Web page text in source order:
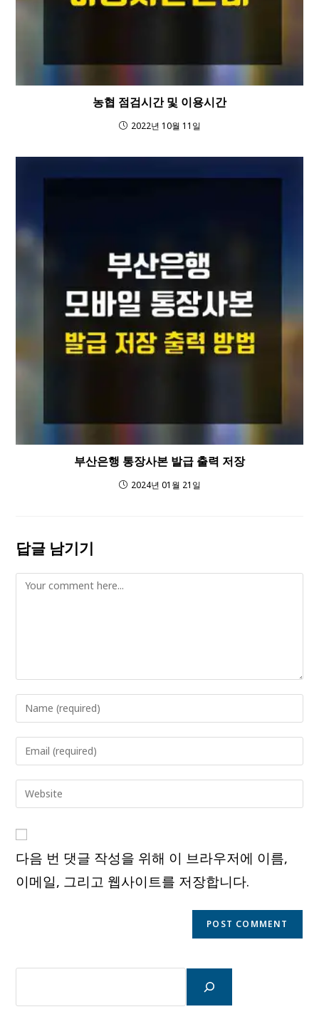
농협 점검시간 및 이용시간
2022년 10월 11일
부산은행 통장사본 발급 출력 저장
2024년 01월 21일
답글 남기기
Comment
Enter
your
name
to
comment
Enter
your
email
address
comment
Enter
your
URL
(optional)
다음 번 댓글 작성을 위해 이 브라우저에 이름,
이메일, 그리고 웹사이트를 저장합니다.